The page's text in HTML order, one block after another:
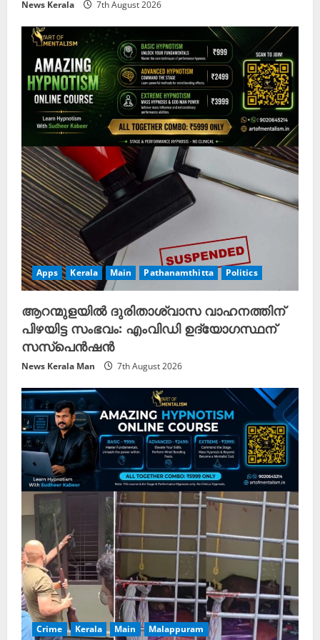
News Kerala 7th August 2026
Apps Kerala Main Pathanamthitta Politics
ആറന്മുളയിൽ ദുരിതാശ്വാസ വാഹനത്തിന്
പിഴയിട്ട സംഭവം: എംവിഡി ഉദ്യോഗസ്ഥന്
സസ്പെൻഷൻ
News Kerala Man 7th August 2026
Crime Kerala Main Malappuram